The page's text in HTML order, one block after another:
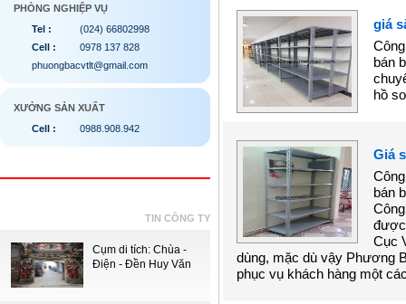
PHÒNG NGHIỆP VỤ
Tel :
(024) 66802998
Cell :
0978 137 828
phuongbacvtlt@gmail.com
XƯỞNG SẢN XUẤT
Cell :
0988.908.942
TIN CÔNG TY
Cụm di tích: Chùa -
Điện - Đền Huy Văn
giá
bán
hồ
Giá
bán
được
Cục
dùng, mặc dù vậy Phương
phục vụ khách hàng một